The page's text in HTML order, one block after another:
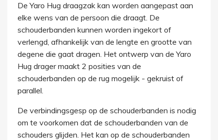
De Yaro Hug draagzak kan worden aangepast aan
elke wens van de persoon die draagt. De
schouderbanden kunnen worden ingekort of
verlengd, afhankelijk van de lengte en grootte van
degene die gaat dragen. Het ontwerp van de Yaro
Hug drager maakt 2 posities van de
schouderbanden op de rug mogelijk - gekruist of
parallel.
De verbindingsgesp op de schouderbanden is nodig
om te voorkomen dat de schouderbanden van de
schouders glijden. Het kan op de schouderbanden